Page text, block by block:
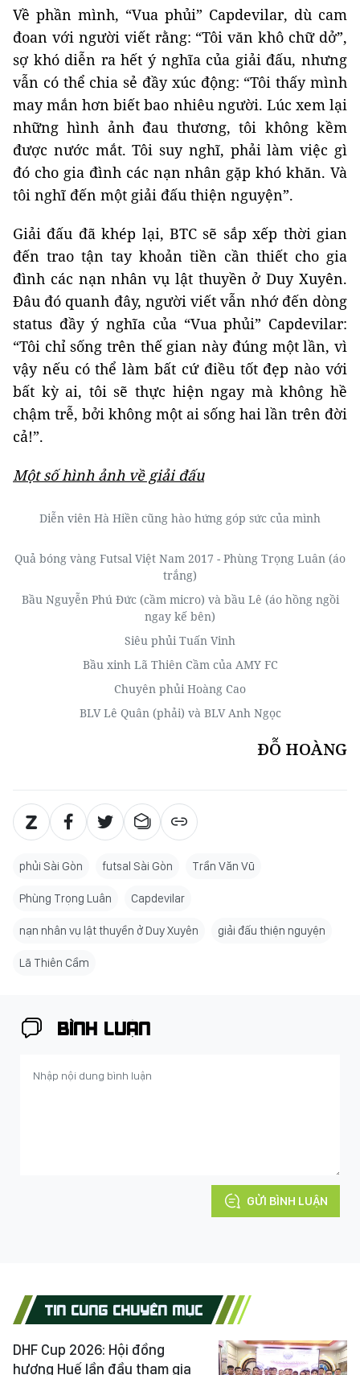
Về phần mình, “Vua phủi” Capdevilar, dù cam
đoan với người viết rằng: “Tôi văn khô chữ dở”,
sợ khó diễn ra hết ý nghĩa của giải đấu, nhưng
vẫn có thể chia sẻ đầy xúc động: “Tôi thấy mình
may mắn hơn biết bao nhiêu người. Lúc xem lại
những hình ảnh đau thương, tôi không kềm
được nước mắt. Tôi suy nghĩ, phải làm việc gì
đó cho gia đình các nạn nhân gặp khó khăn. Và
tôi nghĩ đến một giải đấu thiện nguyện”.
Giải đấu đã khép lại, BTC sẽ sắp xếp thời gian
đến trao tận tay khoản tiền cần thiết cho gia
đình các nạn nhân vụ lật thuyền ở Duy Xuyên.
Đâu đó quanh đây, người viết vẫn nhớ đến dòng
status đầy ý nghĩa của “Vua phủi” Capdevilar:
“Tôi chỉ sống trên thế gian này đúng một lần, vì
vậy nếu có thể làm bất cứ điều tốt đẹp nào với
bất kỳ ai, tôi sẽ thực hiện ngay mà không hề
chậm trễ, bởi không một ai sống hai lần trên đời
cả!”.
Một số hình ảnh về giải đấu
Diễn viên Hà Hiền cũng hào hứng góp sức của mình
Quả bóng vàng Futsal Việt Nam 2017 - Phùng Trọng Luân (áo
trắng)
Bầu Nguyễn Phú Đức (cầm micro) và bầu Lê (áo hồng ngồi
ngay kế bên)
Siêu phủi Tuấn Vinh
Bầu xinh Lã Thiên Cầm của AMY FC
BLV Lê Quân (phải) và BLV Anh Ngọc
BÌNH LUẬN
TIN CÙNG CHUYÊN MỤC